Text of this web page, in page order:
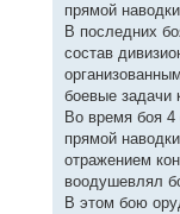
прямой
В последних
состав
боевые задачи
Во время боя 4
прямой
отражением
воодушевлял
В этом бою